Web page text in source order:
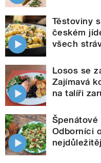
Těstoviny
českém
všech
Losos se
Zajímavá
na talíři
Špenátové
Odborníci